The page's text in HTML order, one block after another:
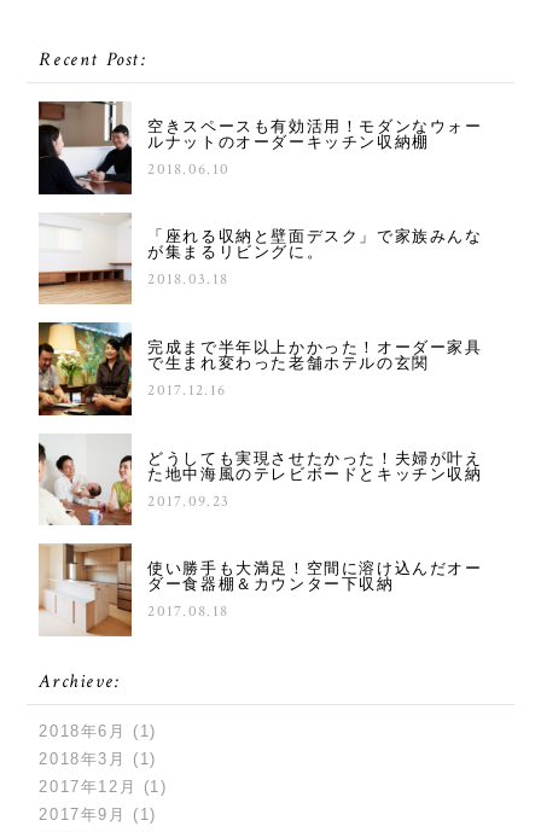
Recent Post:
空きスペースも有効活用！モダンなウォー
ルナットのオーダーキッチン収納棚
2018.06.10
「座れる収納と壁面デスク」で家族みんな
が集まるリビングに。
2018.03.18
完成まで半年以上かかった！オーダー家具
で生まれ変わった老舗ホテルの玄関
2017.12.16
どうしても実現させたかった！夫婦が叶え
た地中海風のテレビボードとキッチン収納
2017.09.23
使い勝手も大満足！空間に溶け込んだオー
ダー食器棚＆カウンター下収納
2017.08.18
Archieve:
2018年6月
(1)
2018年3月
(1)
2017年12月
(1)
2017年9月
(1)